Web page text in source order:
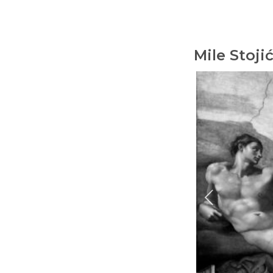
Mile Stojić